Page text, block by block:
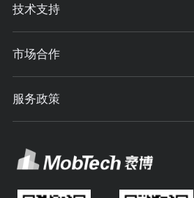
技术支持
市场合作
服务政策